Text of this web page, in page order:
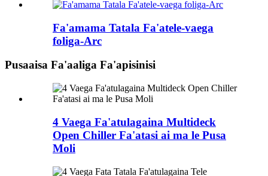
Fa'amama Tatala Fa'atele-vaega
foliga-Arc
Pusaaisa Fa'aaliga Fa'apisinisi
4 Vaega Fa'atulagaina Multideck
Open Chiller Fa'atasi ai ma le Pusa
Moli